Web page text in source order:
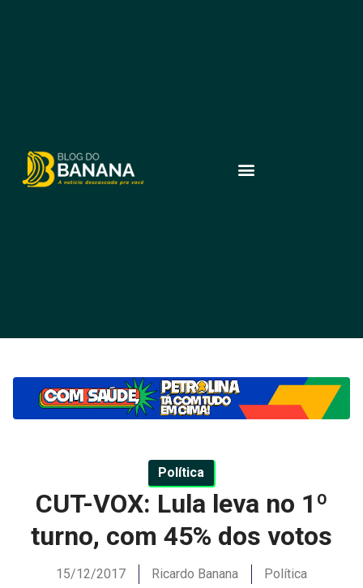
Política
CUT-VOX: Lula leva no 1º
turno, com 45% dos votos
15/12/2017 Ricardo Banana Política